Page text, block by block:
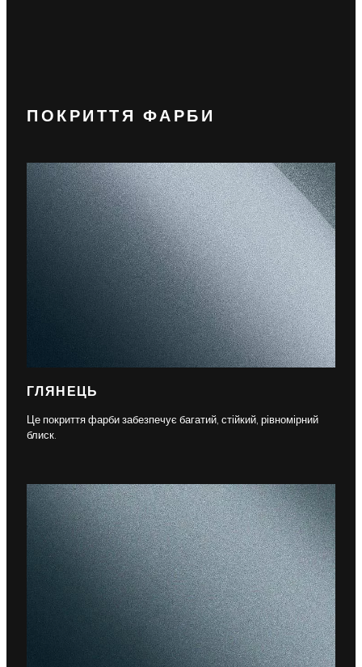
ПОКРИТТЯ ФАРБИ
ГЛЯНЕЦЬ
Це покриття фарби забезпечує багатий, стійкий, рівномірний
блиск.